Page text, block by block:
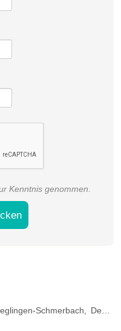
Kenntnis genommen.
Schmerbach
Deutschland